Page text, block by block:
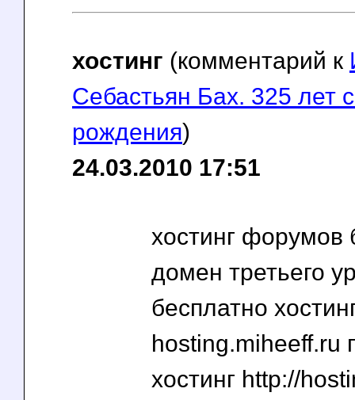
хостинг (комментарий к
Себастьян Бах. 325 лет
рождения)
24.03.2010 17:51
хостинг форумов
домен третьего
бесплатно
hosting.miheeff.ru
хостинг http://